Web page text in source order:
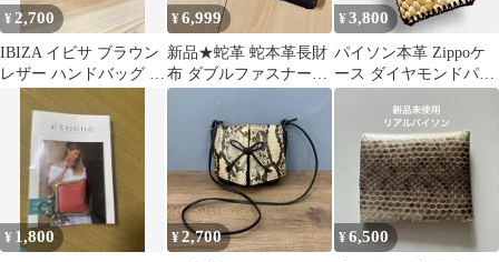
¥ 2,700
IBIZA イビサ ブラウン
レザー ハンドバッグ 編
¥6,999
新品★蛇革 蛇本革長財
布 ダブルファスナー
レディース、メンズ財
¥3,800
パイソン本革 Zippoケ
ース ダイヤモンドパイ
ソン ヘビ革 手縫い カ
¥ 1,800 ¥2,700 ¥6,500